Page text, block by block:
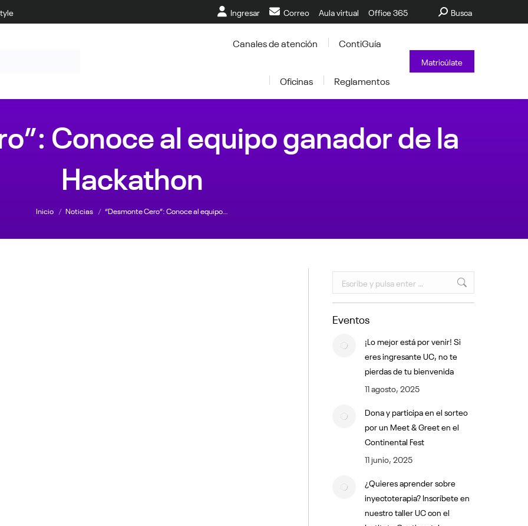
Ingresar Correo Aula virtual Office 365 Buscar:
Busca
Canales de atención ContiGuía
Oficinas Reglamentos
Matricúlate
Conoce al equipo ganador de la
Hackathon
Inicio Noticias “Desmonte Cero”: Conoce al equipo…
Buscar:
Eventos
¡Lo mejor está por venir! Si
eres ingresante UC, no te
pierdas de tu bienvenida
11 agosto, 2025
Dona y participa en el sorteo
por un Meet & Greet en el
Continental Fest
11 junio, 2025
¿Quieres aprender sobre
inyectoterapia? Inscríbete en
nuestro taller UC con el